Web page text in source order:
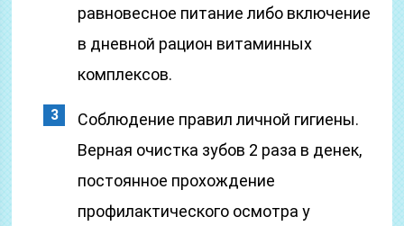
равновесное питание либо включение
в дневной рацион витаминных
комплексов.
Соблюдение правил личной гигиены.
Верная очистка зубов 2 раза в денек,
постоянное прохождение
профилактического осмотра у